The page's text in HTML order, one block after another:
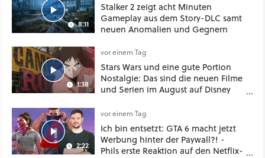
8:11
Stalker 2 zeigt acht Minuten
Gameplay aus dem Story-DLC samt
neuen Anomalien und Gegnern
1:38
vor einem Tag
Stars Wars und eine gute Portion
Nostalgie: Das sind die neuen Filme
und Serien im August auf Disney
2:22
vor einem Tag
Ich bin entsetzt: GTA 6 macht jetzt
Werbung hinter der Paywall?! -
Phils erste Reaktion auf den Netflix-